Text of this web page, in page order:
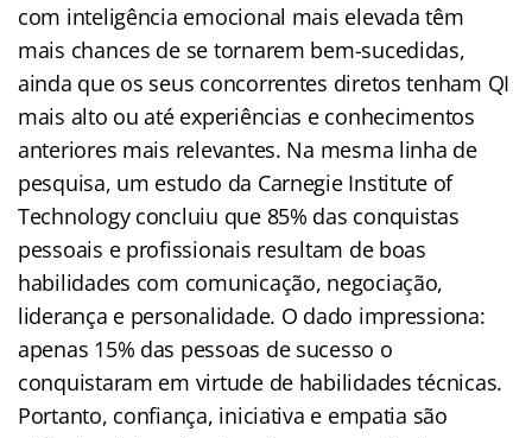
com inteligência emocional mais elevada têm
mais chances de se tornarem bem-sucedidas,
ainda que os seus concorrentes diretos tenham QI
mais alto ou até experiências e conhecimentos
anteriores mais relevantes. Na mesma linha de
pesquisa, um estudo da Carnegie Institute of
Technology concluiu que 85% das conquistas
pessoais e profissionais resultam de boas
habilidades com comunicação, negociação,
liderança e personalidade. O dado impressiona:
apenas 15% das pessoas de sucesso o
conquistaram em virtude de habilidades técnicas.
Portanto, confiança, iniciativa e empatia são